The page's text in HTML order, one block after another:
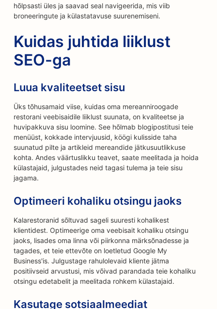
hõlpsasti üles ja saavad seal navigeerida, mis viib
broneeringute ja külastatavuse suurenemiseni.
Kuidas juhtida liiklust
SEO-ga
Luua kvaliteetset sisu
Üks tõhusamaid viise, kuidas oma mereanniroogade
restorani veebisaidile liiklust suunata, on kvaliteetse ja
huvipakkuva sisu loomine. See hõlmab blogipostitusi teie
menüüst, kokkade intervjuusid, köögi kulisside taha
suunatud pilte ja artikleid mereandide jätkusuutlikkuse
kohta. Andes väärtuslikku teavet, saate meelitada ja hoida
külastajaid, julgustades neid tagasi tulema ja teie sisu
jagama.
Optimeeri kohaliku otsingu jaoks
Kalarestoranid sõltuvad sageli suuresti kohalikest
klientidest. Optimeerige oma veebisait kohaliku otsingu
jaoks, lisades oma linna või piirkonna märksõnadesse ja
tagades, et teie ettevõte on loetletud Google My
Business'is. Julgustage rahulolevaid kliente jätma
positiivseid arvustusi, mis võivad parandada teie kohaliku
otsingu edetabelit ja meelitada rohkem külastajaid.
Kasutage sotsiaalmeediat